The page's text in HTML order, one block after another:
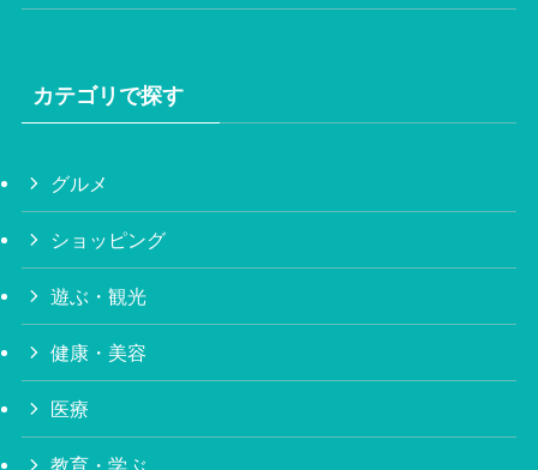
カテゴリで探す
グルメ
ショッピング
遊ぶ・観光
健康・美容
医療